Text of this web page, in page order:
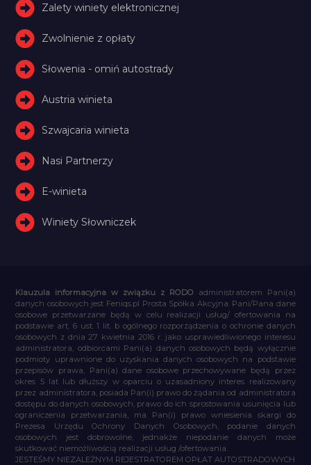
Zalety winiety elektronicznej
Zwolnienie z opłaty
Słowenia - omiń autostrady
Austria winieta
Szwajcaria winieta
Nasi Partnerzy
E-winieta
Winiety Słowniczek
Klauzula informacyjna w związku z RODO administratorem Pani(a)
danych osobowych jest Feniqs.pl Prosta Spółka Akcyjna. Pani/Pana dane
osobowe przetwarzane będą w celu realizacji usług/ ofertowania na
podstawie art. 6 ust. 1 lit. b ogólnego rozporządzenia o ochronie danych
osobowych z dnia 27 kwietnia 2016 r. jako usprawiedliwionego interesu
administratora, odbiorcami Pani(a) danych osobowych będą wyłącznie
podmioty uprawnione do uzyskania danych osobowych na podstawie
przepisów prawa, Pani(a) dane osobowe przechowywane będą przez
okres 5 lat lub dłuższy w oparciu o uzasadniony interes realizowany
przez administratora, posiada Pan(i) prawo do żądania od administratora
dostępu do danych osobowych, prawo do ich sprostowania usunięcia lub
ograniczenia przetwarzania, ma Pan(i) prawo wniesienia skargi do
Prezesa Urzędu Ochrony Danych Osobowych, podanie danych
osobowych jest dobrowolne, jednakże niepodanie danych może
skutkować niemożliwością realizacji usług /ofertowania.
JESTEŚMY NIEZALEŻNYM REJESTRATOREM OPŁAT AUTOSTRADOWYCH